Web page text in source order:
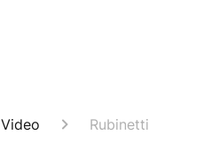
Video Rubinetti